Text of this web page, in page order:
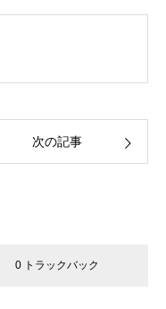
次の記事
0 トラックバック